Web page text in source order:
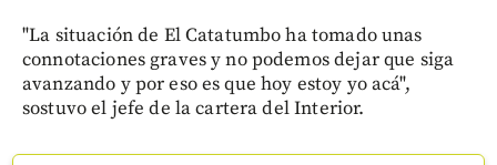
"La situación de El Catatumbo ha tomado unas
connotaciones graves y no podemos dejar que siga
avanzando y por eso es que hoy estoy yo acá",
sostuvo el jefe de la cartera del Interior.